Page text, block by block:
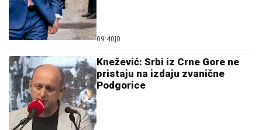
09:40|0
Knežević: Srbi iz Crne Gore ne
pristaju na izdaju zvanične
Podgorice